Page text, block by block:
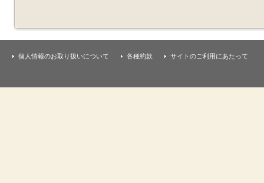
個人情報のお取り扱いについて 各種約款 サイトのご利用にあたって